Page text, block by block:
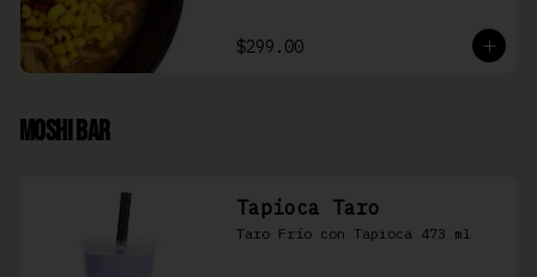
$299.00
Moshi Bar
Tapioca Taro
Taro Frío con Tapioca 473 ml